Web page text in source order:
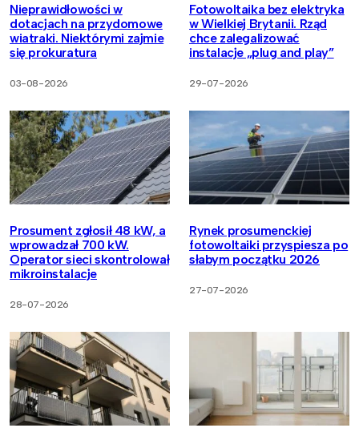
Nieprawidłowości w
dotacjach na przydomowe
wiatraki. Niektórymi zajmie
się prokuratura
03-08-2026
Fotowoltaika bez elektryka
w Wielkiej Brytanii. Rząd
chce zalegalizować
instalacje „plug and play”
29-07-2026
Prosument zgłosił 48 kW, a
wprowadzał 700 kW.
Operator sieci skontrolował
mikroinstalacje
28-07-2026
Rynek prosumenckiej
fotowoltaiki przyspiesza po
słabym początku 2026
27-07-2026